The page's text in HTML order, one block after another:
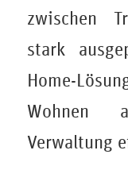
zwischen
stark
Home-
Wohnen
Verwaltung